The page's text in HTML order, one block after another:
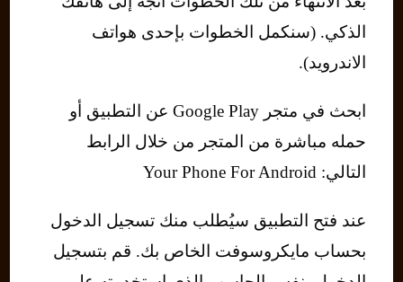
الذكي. (سنكمل الخطوات بإحدى هواتف
الاندرويد).
ابحث في متجر Google Play عن التطبيق أو
حمله مباشرة من المتجر من خلال الرابط
التالي: Your Phone For Android
عند فتح التطبيق سيُطلب منك تسجيل الدخول
بحساب مايكروسوفت الخاص بك. قم بتسجيل